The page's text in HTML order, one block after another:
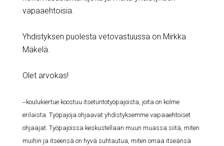
vapaaehtoisia.
Yhdistyksen puolesta vetovastuussa on Mirkka
Mäkelä.
Olet arvokas!
–koulukiertue koostuu itsetuntotyöpajoista, joita on kolme
erilaista. Työpajoja ohjaavat yhdistyksemme vapaaehtoiset
ohjaajat. Työpajoissa keskustellaan muun muassa siitä, miten
muihin ja itseensä on hyvä suhtautua, miten omaa itseänsä